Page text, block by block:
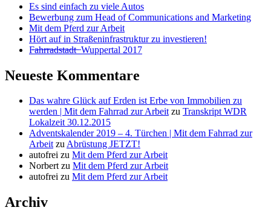
Es sind einfach zu viele Autos
Bewerbung zum Head of Communications and Marketing
Mit dem Pferd zur Arbeit
Hört auf in Straßeninfrastruktur zu investieren!
F̶a̶h̶r̶r̶a̶d̶s̶t̶a̶d̶t̶ ̶ Wuppertal 2017
Neueste Kommentare
Das wahre Glück auf Erden ist Erbe von Immobilien zu
werden | Mit dem Fahrrad zur Arbeitzu Transkript WDR
Lokalzeit 30.12.2015
Adventskalender 2019 – 4. Türchen | Mit dem Fahrrad zur
ArbeitzuAbrüstung JETZT!
autofrei zu Mit dem Pferd zur Arbeit
Norbertzu Mit dem Pferd zur Arbeit
autofrei zu Mit dem Pferd zur Arbeit
Archiv